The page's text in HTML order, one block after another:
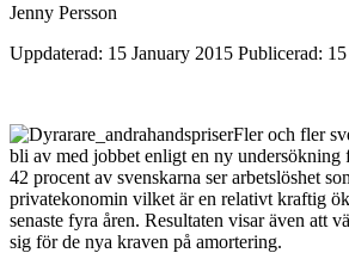
Jenny Persson
Uppdaterad: 15 January 2015 Publicerad:
Fler och fler
bli av med jobbet enligt en ny undersökning
42 procent av svenskarna ser arbetslöshet
privatekonomin vilket är en relativt kraftig
senaste fyra åren. Resultaten visar även att
sig för de nya kraven på amortering.